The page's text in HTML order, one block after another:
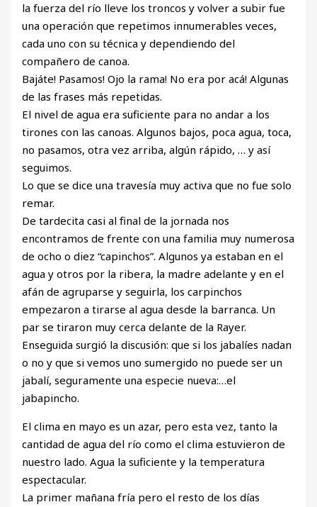
la fuerza del río lleve los troncos y volver a subir fue
una operación que repetimos innumerables veces,
cada uno con su técnica y dependiendo del
compañero de canoa.
Bajáte! Pasamos! Ojo la rama! No era por acá! Algunas
de las frases más repetidas.
El nivel de agua era suficiente para no andar a los
tirones con las canoas. Algunos bajos, poca agua, toca,
no pasamos, otra vez arriba, algún rápido, … y así
seguimos.
Lo que se dice una travesía muy activa que no fue solo
remar.
De tardecita casi al final de la jornada nos
encontramos de frente con una familia muy numerosa
de ocho o diez “capinchos”. Algunos ya estaban en el
agua y otros por la ribera, la madre adelante y en el
afán de agruparse y seguirla, los carpinchos
empezaron a tirarse al agua desde la barranca. Un
par se tiraron muy cerca delante de la Rayer.
Enseguida surgió la discusión: que si los jabalíes nadan
o no y que si vemos uno sumergido no puede ser un
jabalí, seguramente una especie nueva:…el
jabapincho.
El clima en mayo es un azar, pero esta vez, tanto la
cantidad de agua del río como el clima estuvieron de
nuestro lado. Agua la suficiente y la temperatura
espectacular.
La primer mañana fría pero el resto de los días